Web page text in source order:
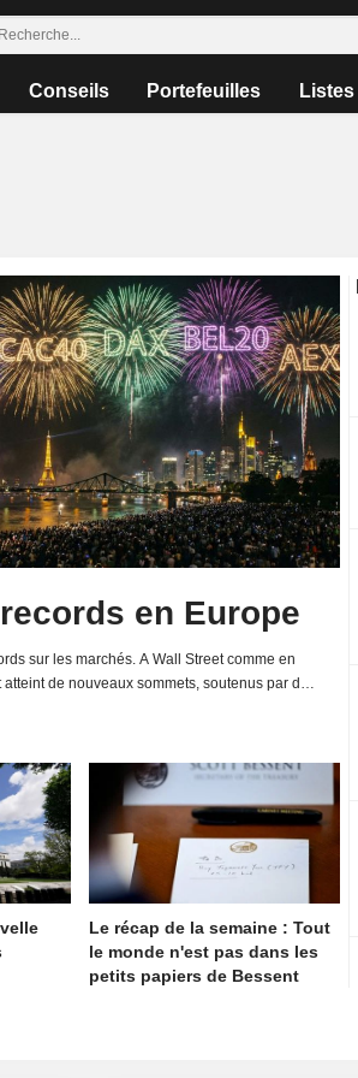
Conseils Portefeuilles Listes
en Europe
sur les marchés. A Wall Street comme en
de nouveaux sommets, soutenus par de
Le récap de la semaine : Tout
le monde n'est pas dans les
petits papiers de Bessent